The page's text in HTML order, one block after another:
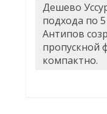
Дешево
подхода по
Антипов
пропускной
компактно.